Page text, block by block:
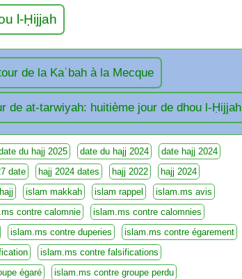
l-Ḥijjah
de la Kaʿbah à la Mecque
de at-tarwiyah: huitième jour de dhou l-Ḥijjah
du hajj 2025 date du hajj 2024
date hajj 2024
date hajj 2024 dates hajj 2022
hajj 2024
islam makkah islam rappel
islam.ms avis
contre calomnie
islam.ms contre calomnies
islam.ms contre duperies
islam.ms contre égarement
islam.ms contre falsifications
égaré
islam.ms contre groupe perdu